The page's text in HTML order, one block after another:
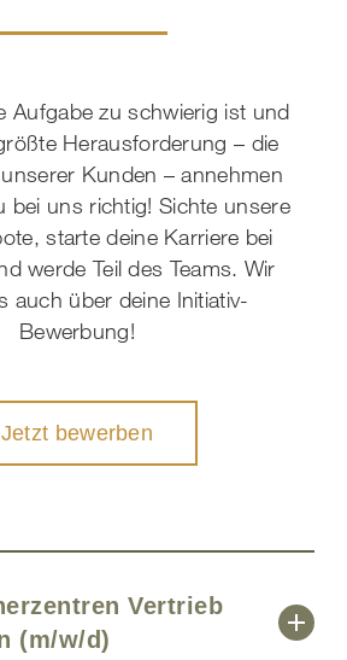
Aufgabe zu schwierig ist und
Herausforderung – die
Kunden – annehmen
bei uns richtig! Sichte unsere
starte deine Karriere bei
werde Teil des Teams. Wir
auch über deine Initiativ-
Bewerbung!
Jetzt bewerben
Vertrieb
(m/w/d)